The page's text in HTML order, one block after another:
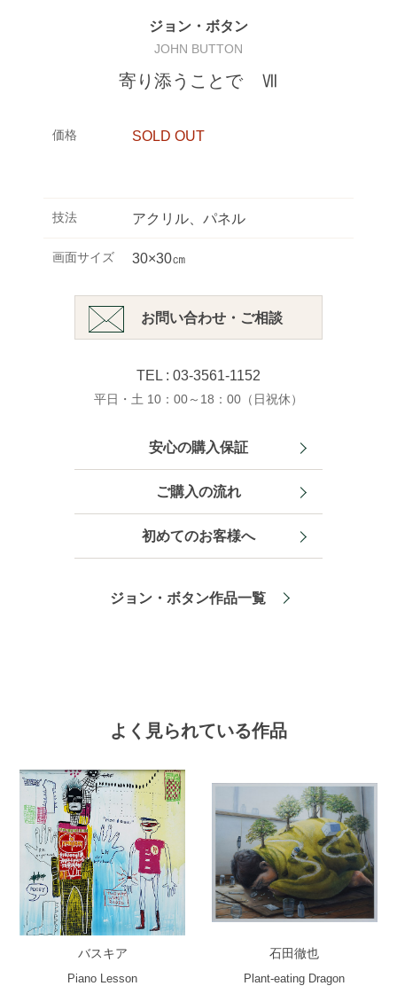
ジョン・ボタン
JOHN BUTTON
寄り添うことで Ⅶ
価格 SOLD OUT
技法 アクリル、パネル
画面サイズ 30×30㎝
お問い合わせ・ご相談
TEL : 03-3561-1152
平日・土 10：00～18：00（日祝休）
安心の購入保証
ご購入の流れ
初めてのお客様へ
ジョン・ボタン作品一覧
よく見られている作品
バスキア
Piano Lesson
石田徹也
Plant-eating Dragon